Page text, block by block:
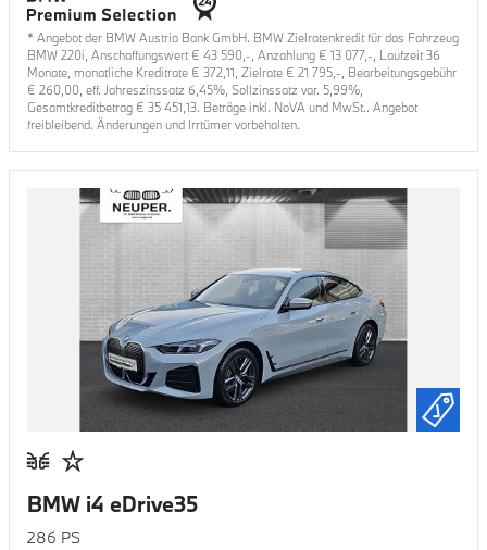
* Angebot der BMW Austria Bank GmbH. BMW Zielratenkredit für das Fahrzeug
BMW 220i , Anschaffungswert € 43 590 ,-, Anzahlung € 13 077,-, Laufzeit36
Monate, monatliche Kreditrate € 372,11 , Zielrate € 21 795 ,-, Bearbeitungsgebühr
€ 260,00 , eff. Jahreszinssatz 6,45%, Sollzinssatz var. 5,99%,
Gesamtkreditbetrag € 35 451,13. Beträge inkl. NoVA und MwSt.. Angebot
freibleibend. Änderungen und Irrtümer vorbehalten.
BMW i4 eDrive35
286 PS